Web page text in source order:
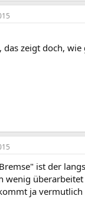
das zeigt doch,
ist der
wenig
ja